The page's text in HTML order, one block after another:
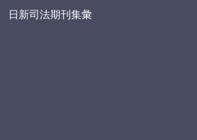
日新司法期刊集彙